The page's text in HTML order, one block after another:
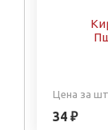
Цена за
34 ₽